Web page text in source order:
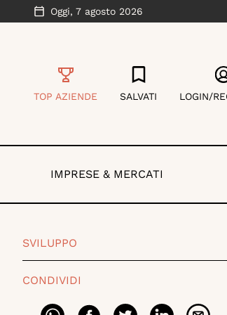
Oggi, 7 agosto 2026
TOP AZIENDE SALVATI LOGIN/
IMPRESE & MERCATI
SVILUPPO
CONDIVIDI